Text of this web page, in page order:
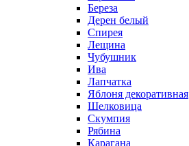
Береза
Дерен белый
Спирея
Лещина
Чубушник
Ива
Лапчатка
Яблоня декоративная
Шелковица
Скумпия
Рябина
Карагана